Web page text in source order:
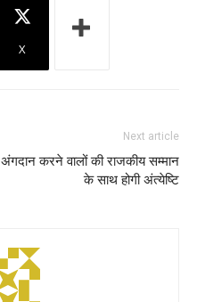
X
Next article
अंगदान करने वालों की राजकीय सम्मान
के साथ होगी अंत्येष्टि